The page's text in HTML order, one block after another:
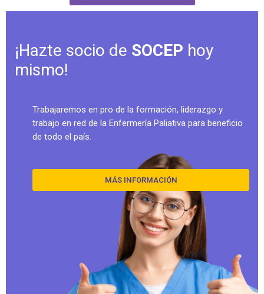
¡Hazte socio de SOCEP hoy
mismo!
Trabajaremos en pro de la formación, liderazgo y
trabajo en red de la Enfermería Paliativa para beneficio
de todo el país.
MÁS INFORMACIÓN